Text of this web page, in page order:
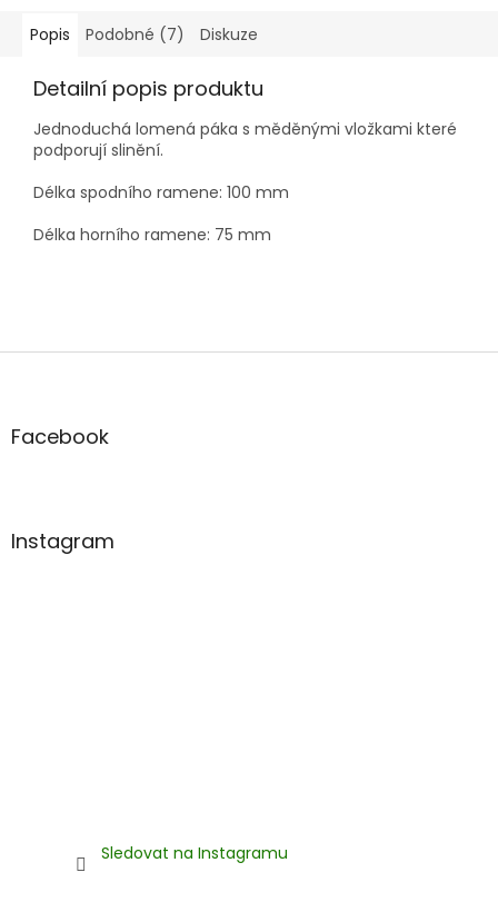
Popis Podobné (7) Diskuze
Detailní popis produktu
Jednoduchá lomená páka s měděnými vložkami které
podporují slinění.
Délka spodního ramene: 100 mm
Délka horního ramene: 75 mm
Z
aFacebook
Instagram
Sledovat na Instagramu